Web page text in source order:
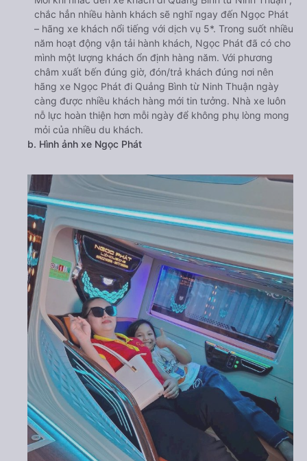
chắc hẳn nhiều hành khách sẽ nghĩ ngay đến Ngọc Phát
– hãng xe khách nổi tiếng với dịch vụ 5*. Trong suốt nhiều
năm hoạt động vận tải hành khách, Ngọc Phát đã có cho
mình một lượng khách ổn định hàng năm. Với phương
châm xuất bến đúng giờ, đón/trả khách đúng nơi nên
hãng xe Ngọc Phát đi Quảng Bình từ Ninh Thuận ngày
càng được nhiều khách hàng mới tin tưởng. Nhà xe luôn
nỗ lực hoàn thiện hơn mỗi ngày để không phụ lòng mong
mỏi của nhiều du khách.
b. Hình ảnh xe Ngọc Phát